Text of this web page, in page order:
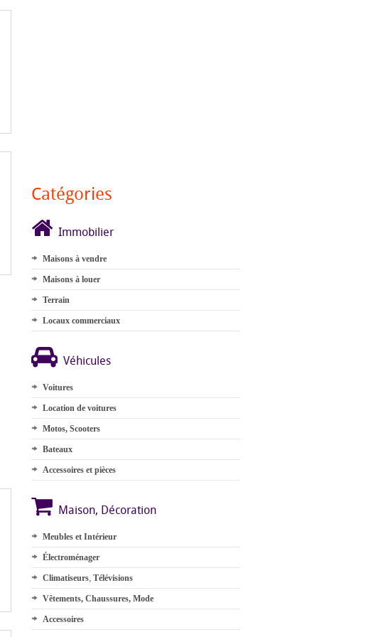
Catégories
Immobilier
Maisons à vendre
Maisons à louer
Terrain
Locaux commerciaux
Véhicules
Voitures
Location de voitures
Motos, Scooters
Bateaux
Accessoires et pièces
Maison, Décoration
Meubles et Intérieur
Électroménager
Climatiseurs, Télévisions
Vêtements, Chaussures, Mode
Accessoires